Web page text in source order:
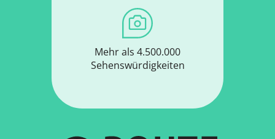
Mehr als 4.500.000
Sehenswürdigkeiten